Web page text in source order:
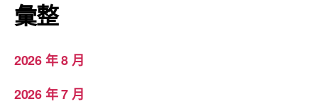
彙整
2026 年 8 月
2026 年 7 月